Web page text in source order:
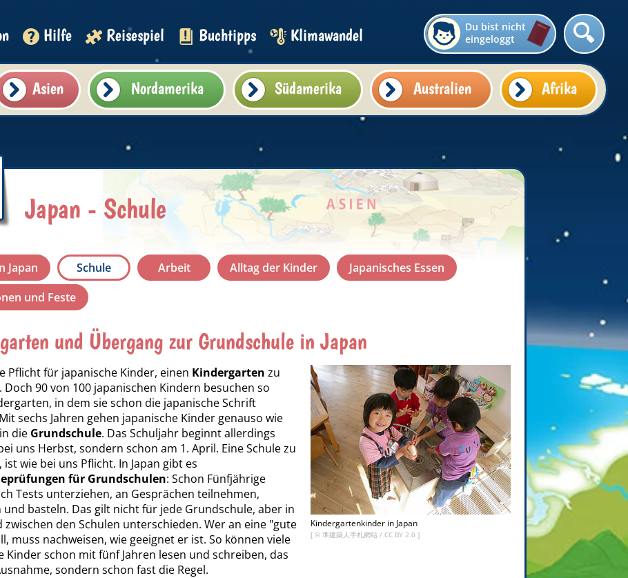
Hilfe Reisespiel Buchtipps Klimawandel
Du bist nicht
eingeloggt
Asien Nordamerika Südamerika Australien Afrika
Japan - Schule
Japan Schule Arbeit Alltag der Kinder
Japanisches Essen
und Feste
und Übergang zur Grundschule in Japan
Kindergartenkinder in Japan
[ © 準建築人手札網站 / CC BY 2.0 ]
Pflicht für japanische Kinder, einen Kindergarten zu
Doch 90 von 100 japanischen Kindern besuchen so
in dem sie schon die japanische Schrift
sechs Jahren gehen japanische Kinder genauso wie
die Grundschule. Das Schuljahr beginnt allerdings
uns Herbst, sondern schon am 1. April. Eine Schule zu
ist wie bei uns Pflicht. In Japan gibt es
für Grundschulen: Schon Fünfjährige
Tests unterziehen, an Gesprächen teilnehmen,
basteln. Das gilt nicht für jede Grundschule, aber in
zwischen den Schulen unterschieden. Wer an eine "gute
muss nachweisen, wie geeignet er ist. So können viele
Kinder schon mit fünf Jahren lesen und schreiben, das
sondern schon fast die Regel.